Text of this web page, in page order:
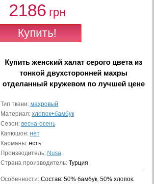
2186 грн
Купить женский халат серого цвета из
тонкой двухсторонней махры
отделанный кружевом по лучшей цене
Тип ткани: махровый
Материал: хлопок+бамбук
Сезон: весна-осень
Капюшон: нет
Карманы: есть
Производитель: Nusa
Страна производитель: Турция
Особенности: Состав: 50% бамбук, 50% хлопок.